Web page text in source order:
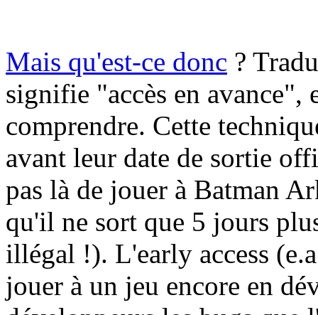
Mais qu'est-ce donc ?
signifie "accès en avance",
comprendre. Cette
avant leur date de sortie
pas là de jouer à Batman
qu'il ne sort que 5 jours
illégal !). L'early access
jouer à un jeu encore en